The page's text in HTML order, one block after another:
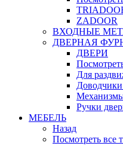
ZADOOR
ВХОДНЫЕ
ДВЕРНАЯ
ДВЕРИ
Для
Ручки
МЕБЕЛЬ
Назад
Посмотреть все